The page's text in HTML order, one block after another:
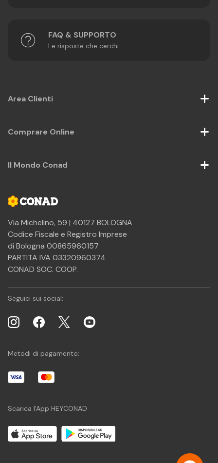
FAQ & SUPPORTO
Le risposte che cerchi
Via Michelino, 59 | 40127 BOLOGNA
Codice Fiscale e Registro Imprese
di Bologna 00865960157
PARTITA IVA 03320960374
CONAD SOC. COOP.
Area Clienti
Comprare Online
Il Mondo Conad
Seguici sui social:
Metodi di pagamento:
Scarica l'App HEYCONAD